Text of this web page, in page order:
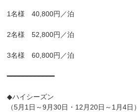
1名様 40,800円／泊
2名様 52,800円／泊
3名様 60,800円／泊
━━━━━━━━━━━━
◆ハイシーズン
（5月1日～9月30日・12月20日～1月4日）